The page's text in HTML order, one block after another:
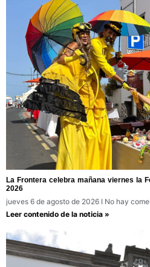
La Frontera celebra mañana viernes la
2026
jueves 6 de agosto de 2026
No hay
Leer contenido de la noticia »